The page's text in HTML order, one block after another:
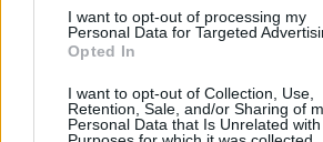
I want to opt-out of processing my
Personal Data for Targeted
Opted In
I want to opt-out of Collection, Use,
Retention, Sale, and/or Sharing of
Personal Data that Is Unrelated
Unlimited Black, Shake it Easy e per
che diventa 5G . Per i clienti Consumer
euro al mese (primo mese gratuito).